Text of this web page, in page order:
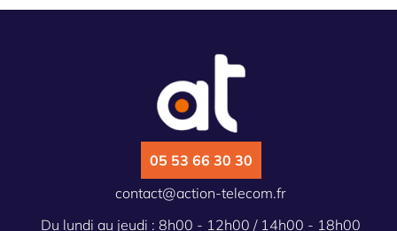
05 53 66 30 30
contact@action-telecom.fr
Du lundi au jeudi : 8h00 - 12h00 / 14h00 - 18h00